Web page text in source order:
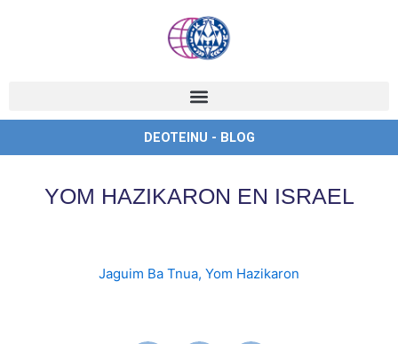
DEOTEINU - BLOG
YOM HAZIKARON EN ISRAEL
Jaguim Ba Tnua, Yom Hazikaron